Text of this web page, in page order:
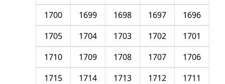
1696
1697
1698
1699
1700
1701
1702
1703
1704
1705
1706
1707
1708
1709
1710
1711
1712
1713
1714
1715